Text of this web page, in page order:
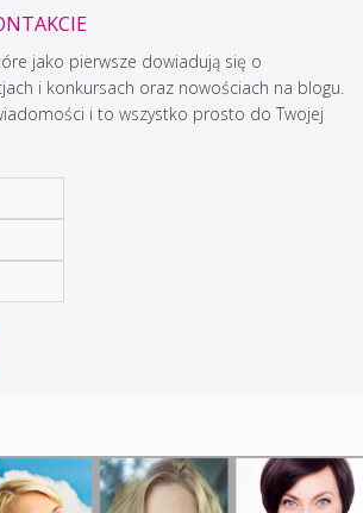
jako pierwsze dowiadują się o
i konkursach oraz nowościach na blogu.
i to wszystko prosto do Twojej